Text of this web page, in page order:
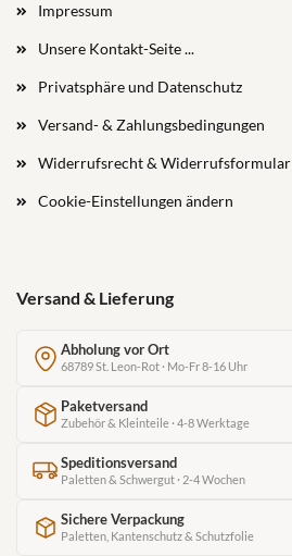
Impressum
Unsere Kontakt-Seite ...
Privatsphäre und Datenschutz
Versand- & Zahlungsbedingungen
Widerrufsrecht & Widerrufsformular
Cookie-Einstellungen ändern
Versand & Lieferung
Abholung vor Ort
68789 St. Leon-Rot · Mo-Fr 8-16 Uhr
Paketversand
Zubehör & Kleinteile · 4-8 Werktage
Speditionsversand
Paletten & Schwergut · 2-4 Wochen
Sichere Verpackung
Paletten, Kantenschutz & Schutzfolie